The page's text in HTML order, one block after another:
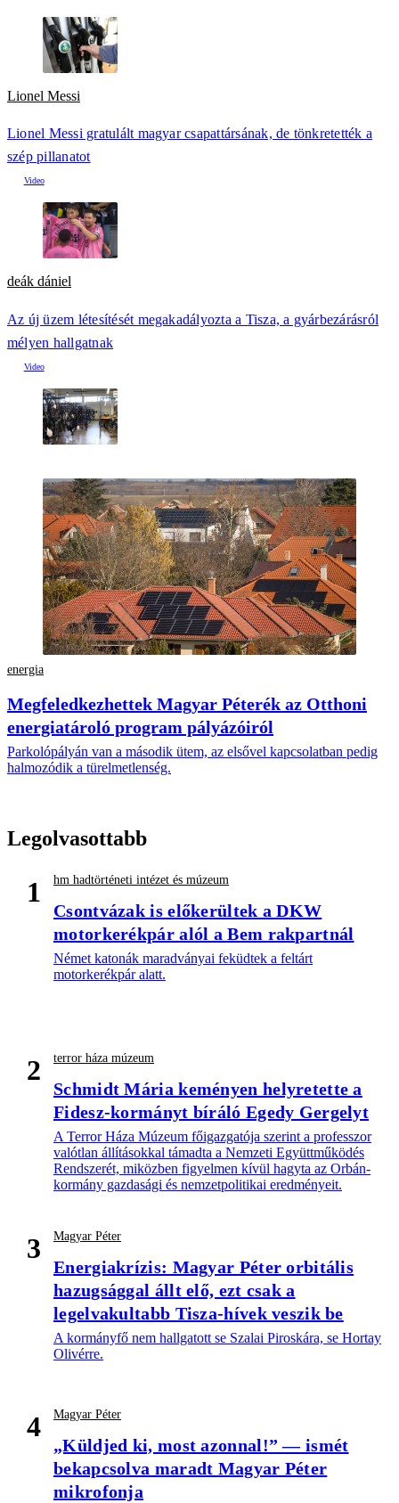
Lionel Messi
Lionel Messi gratulált magyar csapattársának, de tönkretették a
szép pillanatot
deák dániel
Az új üzem létesítését megakadályozta a Tisza, a gyárbezárásról
mélyen hallgatnak
energia
Megfeledkezhettek Magyar Péterék az Otthoni
energiatároló program pályázóiról
Parkolópályán van a második ütem, az elsővel kapcsolatban pedig
halmozódik a türelmetlenség.
Legolvasottabb
1 hm hadtörténeti intézet és múzeum
Csontvázak is előkerültek a DKW
motorkerékpár alól a Bem rakpartnál
Német katonák maradványai feküdtek a feltárt
motorkerékpár alatt.
2 terror háza múzeum
Schmidt Mária keményen helyretette a
Fidesz-kormányt bíráló Egedy Gergelyt
A Terror Háza Múzeum főigazgatója szerint a professzor
valótlan állításokkal támadta a Nemzeti Együttműködés
Rendszerét, miközben figyelmen kívül hagyta az Orbán-
kormány gazdasági és nemzetpolitikai eredményeit.
3 Magyar Péter
Energiakrízis: Magyar Péter orbitális
hazugsággal állt elő, ezt csak a
legelvakultabb Tisza-hívek veszik be
A kormányfő nem hallgatott se Szalai Piroskára, se Hortay
Olivérre.
4 Magyar Péter
„Küldjed ki, most azonnal!” — ismét
bekapcsolva maradt Magyar Péter
mikrofonja